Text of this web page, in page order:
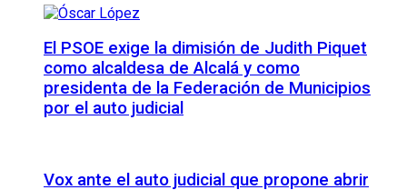
El PSOE exige la dimisión de Judith Piquet
como alcaldesa de Alcalá y como
presidenta de la Federación de Municipios
por el auto judicial
Vox ante el auto judicial que propone abrir